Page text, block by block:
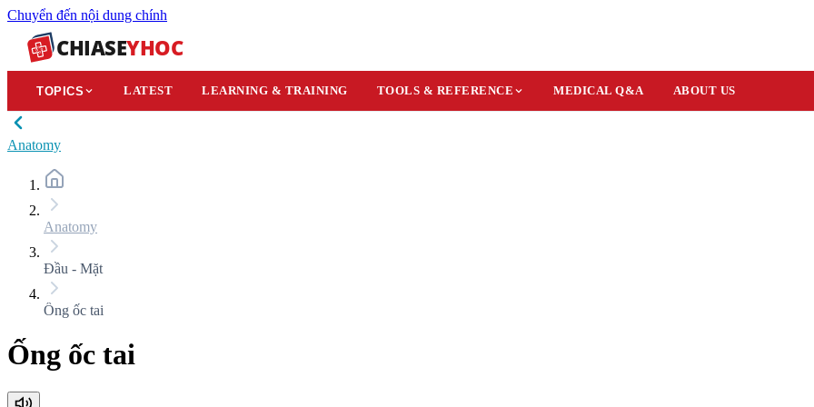
Chuyển đến nội dung chính
CHIASEYHOC
TOPICS LATEST LEARNING & TRAINING TOOLS & REFERENCE MEDICAL Q&A ABOUT US
Anatomy
Anatomy
Đầu - Mặt
Ống ốc tai
Ống ốc tai